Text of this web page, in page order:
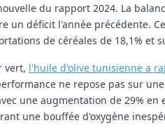
du rapport 2024. La
un déficit l'année précédente.
de céréales de 18,1% et
vert, l'huile d'olive tunisienne a
ne repose pas sur
une augmentation de 29%
une bouffée d'oxygène